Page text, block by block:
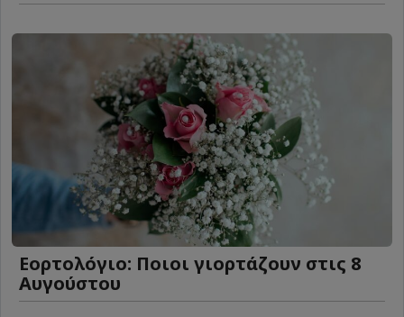
Εορτολόγιο: Ποιοι γιορτάζουν στις 8
Αυγούστου